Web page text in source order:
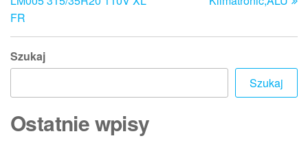
FR
Szukaj
Szukaj
Ostatnie wpisy